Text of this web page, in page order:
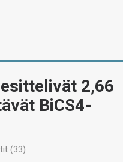
2,66
BiCS4-
(33)